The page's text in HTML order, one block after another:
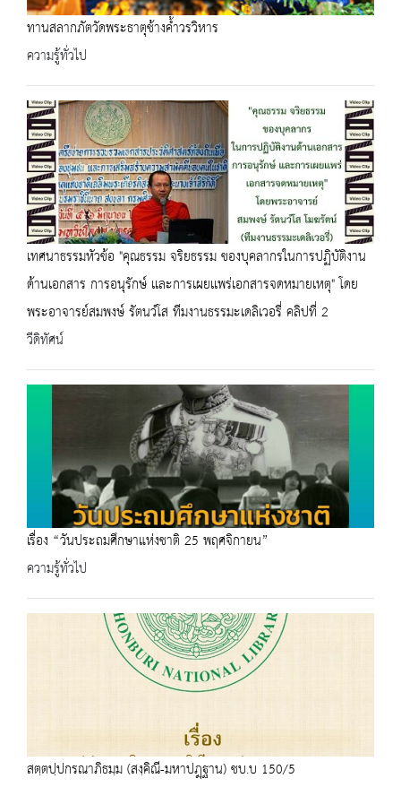
ทานสลากภัตวัดพระธาตุช้างค้ำวรวิหาร
ความรู้ทั่วไป
เทศนาธรรมหัวข้อ "คุณธรรม จริยธรรม ของบุคลากรในการปฏิบัติงาน
ด้านเอกสาร การอนุรักษ์ เเละการเผยเเพร่เอกสารจดหมายเหตุ" โดย
พระอาจารย์สมพงษ์ รัตนวํโส ทีมงานธรรมะเดลิเวอรี่ คลิปที่ 2
วีดิทัศน์
เรื่อง “วันประถมศึกษาแห่งชาติ 25 พฤศจิกายน”
ความรู้ทั่วไป
สตฺตปฺปกรณาภิธมฺม (สงฺคิณี-มหาปฎฺฐาน) ชบ.บ 150/5